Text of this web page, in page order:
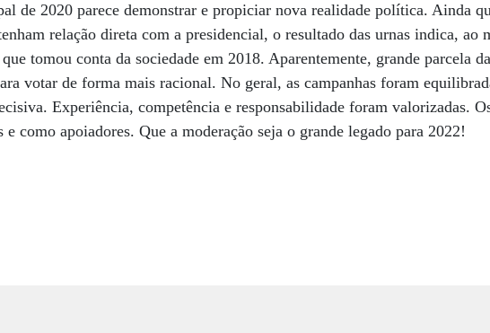
de 2020 parece demonstrar e propiciar nova realidade política. Ainda
relação direta com a presidencial, o resultado das urnas indica, ao
tomou conta da sociedade em 2018. Aparentemente, grande parcela
votar de forma mais racional. No geral, as campanhas foram
Experiência, competência e responsabilidade foram valorizadas.
e como apoiadores. Que a moderação seja o grande legado para 2022!